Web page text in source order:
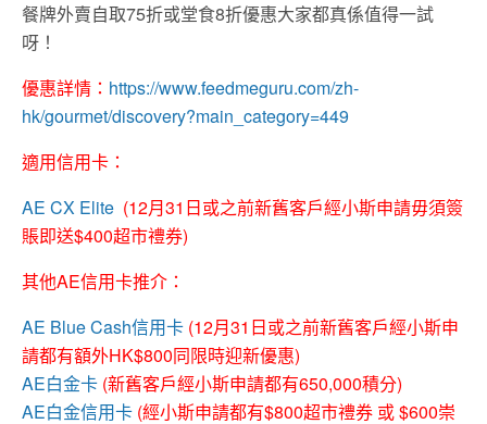
餐牌外賣自取75折或堂食8折優惠大家都真係值得一試
呀！
優惠詳情： https://www.feedmeguru.com/zh-
hk/gourmet/discovery?main_category=449
適用信用卡：
AE CX Elite (12月31日或之前新舊客戶經小斯申請毋須簽
賬即送$400超市禮券)
其他AE信用卡推介：
AE Blue Cash信用卡 (12月31日或之前新舊客戶經小斯申
請都有額外HK$800同限時迎新優惠)
AE白金卡 (新舊客戶經小斯申請都有650,000積分)
AE白金信用卡 (經小斯申請都有$800超市禮券 或 $600崇